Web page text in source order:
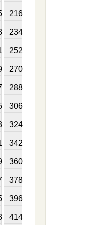
216
234
252
270
288
306
324
342
360
378
396
414